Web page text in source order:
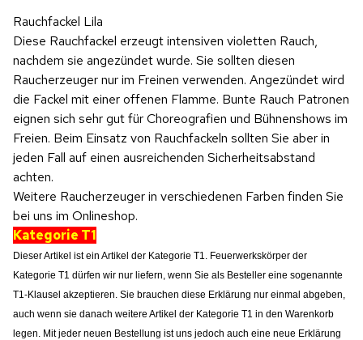
Rauchfackel Lila
Diese Rauchfackel erzeugt intensiven violetten Rauch,
nachdem sie angezündet wurde. Sie sollten diesen
Raucherzeuger nur im Freinen verwenden. Angezündet wird
die Fackel mit einer offenen Flamme. Bunte Rauch Patronen
eignen sich sehr gut für Choreografien und Bühnenshows im
Freien. Beim Einsatz von Rauchfackeln sollten Sie aber in
jeden Fall auf einen ausreichenden Sicherheitsabstand
achten.
Weitere Raucherzeuger in verschiedenen Farben finden Sie
bei uns im Onlineshop.
Kategorie T1
Dieser Artikel ist ein Artikel der Kategorie T1. Feuerwerkskörper der
Kategorie T1 dürfen wir nur liefern, wenn Sie als Besteller eine sogenannte
T1-Klausel akzeptieren. Sie brauchen diese Erklärung nur einmal abgeben,
auch wenn sie danach weitere Artikel der Kategorie T1 in den Warenkorb
legen. Mit jeder neuen Bestellung ist uns jedoch auch eine neue Erklärung